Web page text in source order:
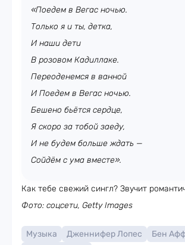
«Поедем в Вегас ночью.
Только я и ты, детка,
И наши дети
В розовом Кадиллаке.
Переоденемся в ванной
И Поедем в Вегас ночью.
Бешено бьётся сердце,
Я скоро за тобой заеду,
И не будем больше ждать —
Сойдём с ума вместе».
Как тебе свежий сингл? Звучит
Фото: соцсети, Getty Images
Музыка Дженнифер Лопес
Бен